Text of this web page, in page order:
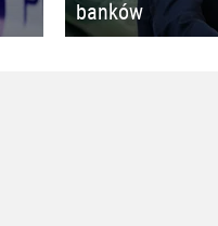
banków